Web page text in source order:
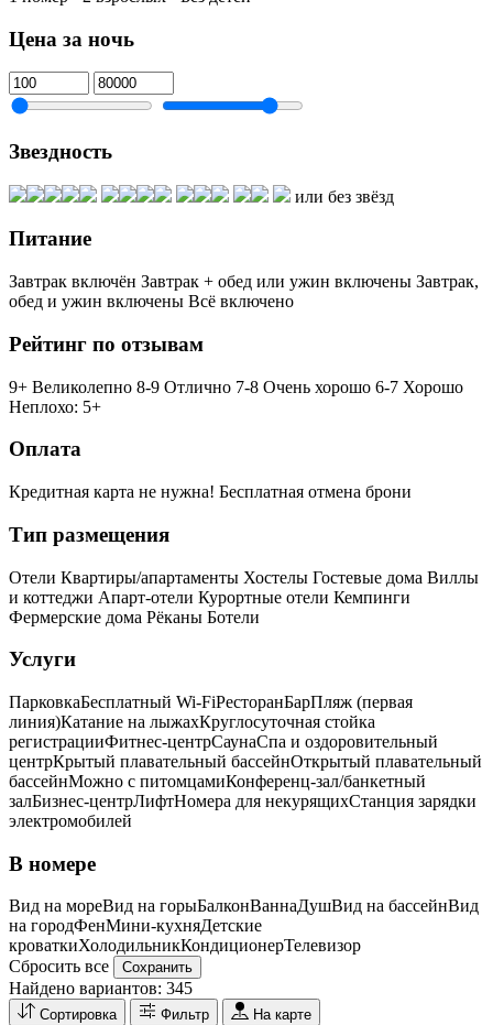
Цена за ночь
Звездность
или без звёзд
Питание
Завтрак включён Завтрак + обед или ужин включены Завтрак,
обед и ужин включены Всё включено
Рейтинг по отзывам
9+ Великолепно 8-9 Отлично 7-8 Очень хорошо 6-7 Хорошо
Неплохо: 5+
Оплата
Кредитная карта не нужна! Бесплатная отмена брони
Тип размещения
Отели Квартиры/апартаменты Хостелы Гостевые дома Виллы
и коттеджи Апарт-отели Курортные отели Кемпинги
Фермерские дома Рёканы Ботели
Услуги
ПарковкаБесплатный Wi-FiРесторанБарПляж (первая
линия)Катание на лыжахКруглосуточная стойка
регистрацииФитнес-центрСаунаСпа и оздоровительный
центрКрытый плавательный бассейнОткрытый плавательный
бассейнМожно с питомцамиКонференц-зал/банкетный
залБизнес-центрЛифтНомера для некурящихCтанция зарядки
электромобилей
В номере
Вид на мореВид на горыБалконВаннаДушВид на бассейнВид
на городФенМини-кухняДетские
кроваткиХолодильникКондиционерТелевизор
Сбросить все
Сохранить
Найдено вариантов: 345
Сортировка Фильтр На карте